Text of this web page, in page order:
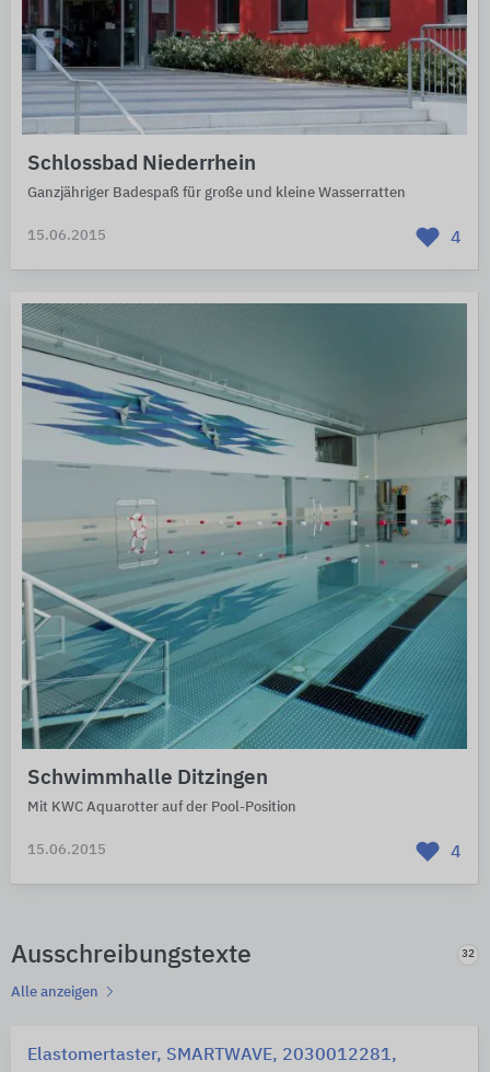
Schlossbad Niederrhein
Ganzjähriger Badespaß für große und kleine Wasserratten
15.06.2015 4
Schwimmhalle Ditzingen
Mit KWC Aquarotter auf der Pool-Position
15.06.2015 4
Ausschreibungstexte 32
Alle anzeigen
Elastomertaster, SMARTWAVE, 2030012281,